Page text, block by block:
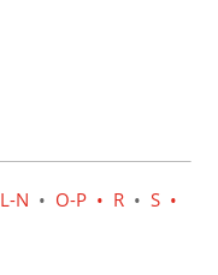
L-N • O-P • R •S •